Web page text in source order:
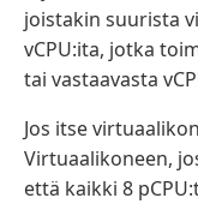
joistakin suurista
vCPU:ita, jotka
tai vastaavasta
Jos itse
Virtuaalikoneen,
että kaikki 8